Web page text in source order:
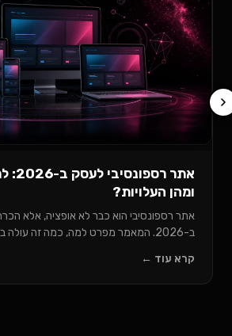
אתר רספונסיבי לעסק ב-
ומהן העלויות?
אתר רספונסיבי הוא כבר לא אופציה, אלא הכרח קריטי
קרא עוד ←